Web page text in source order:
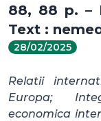
88, 88 p. –
Text :
28/02/2025
Relatii
Europa;
economica